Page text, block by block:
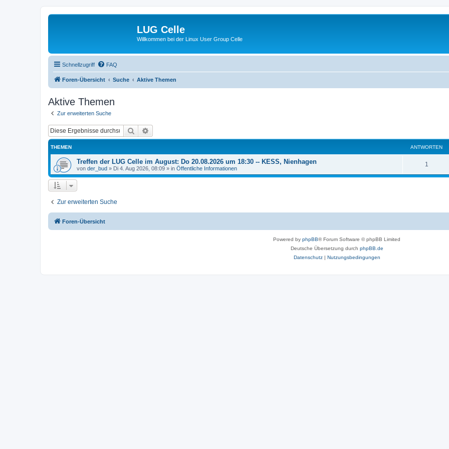
LUG Celle
Willkommen bei der Linux User Group Celle
Schnellzugriff FAQ
Foren-Übersicht Suche Aktive Themen
Aktive Themen
Zur erweiterten Suche
Suche
THEMEN ANTWORTEN
Treffen der LUG Celle im August: Do 20.08.2026 um 18:30 -- KESS, Nienhagen
von der_bud » Di 4. Aug 2026, 08:09 » in Öffentliche Informationen
1
n
r
Zur erweiterten Suche
Foren-Übersicht
Powered by phpBB® Forum Software © phpBB Limited
Deutsche Übersetzung durch phpBB.de
Datenschutz| Nutzungsbedingungen